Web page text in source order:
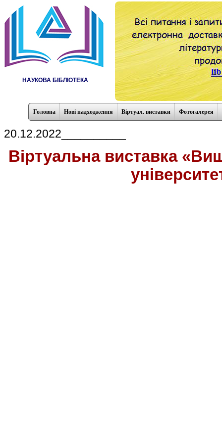
НАУКОВА БІБЛІОТЕКА
Головна Нові надходження Віртуал. виставки Фотогалерея
20.12.2022__________
Віртуальна виставка